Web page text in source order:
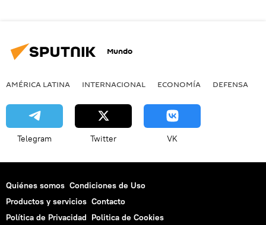
Mundo
AMÉRICA LATINA INTERNACIONAL ECONOMÍA DEFENSA
Telegram Twitter VK
Quiénes somos Condiciones de Uso
Productos y servicios Contacto
Política de Privacidad Politica de Cookies